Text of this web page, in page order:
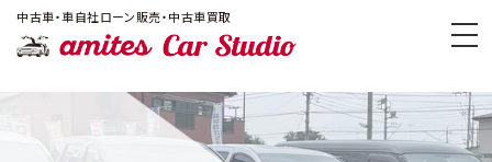
!-- Google Tag Manager -->
中古車・車自社ローン販売・中古車買取
amites Car